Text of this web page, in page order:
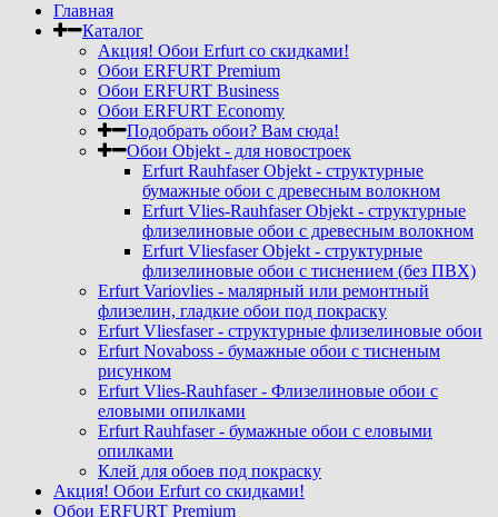
Главная
Каталог
Акция! Обои Erfurt со скидками!
Обои ERFURT Premium
Обои ERFURT Business
Обои ERFURT Economy
Подобрать обои? Вам сюда!
Обои Objekt - для новостроек
Erfurt Rauhfaser Objekt - cтруктурные
бумажные обои с древесным волокном
Erfurt Vlies-Rauhfaser Objekt - структурные
флизелиновые обои с древесным волокном
Erfurt Vliesfaser Objekt - структурные
флизелиновые обои с тиснением (без ПВХ)
Erfurt Variovlies - малярный или ремонтный
флизелин, гладкие обои под покраску
Erfurt Vliesfaser - структурные флизелиновые обои
Erfurt Novaboss - бумажные обои с тисненым
рисунком
Erfurt Vlies-Rauhfaser - Флизелиновые обои с
еловыми опилками
Erfurt Rauhfaser - бумажные обои с еловыми
опилками
Клей для обоев под покраску
Акция! Обои Erfurt со скидками!
Обои ERFURT Premium